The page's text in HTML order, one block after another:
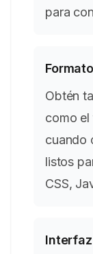
para
Obtén
como el
cuando
listos
CSS,